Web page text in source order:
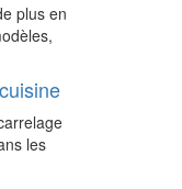
plus en
les